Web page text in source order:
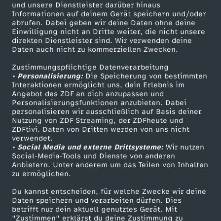
und unsere Dienstleister darüber hinaus
Informationen auf deinem Gerät speichern und/oder
abrufen. Dabei geben wir deine Daten ohne deine
Einwilligung nicht an Dritte weiter, die nicht unsere
direkten Dienstleister sind. Wir verwenden deine
Daten auch nicht zu kommerziellen Zwecken.
Zustimmungspflichtige Datenverarbeitung
• Personalisierung:Die Speicherung von bestimmten
Interaktionen ermöglicht uns, dein Erlebnis im
Angebot des ZDF an dich anzupassen und
Personalisierungsfunktionen anzubieten. Dabei
personalisieren wir ausschließlich auf Basis deiner
Nutzung von ZDF Streaming, der ZDFheute und
ZDFtivi. Daten von Dritten werden von uns nicht
verwendet.
• Social Media und externe Drittsysteme:Wir nutzen
Social-Media-Tools und Dienste von anderen
Anbietern. Unter anderem um das Teilen von Inhalten
zu ermöglichen.
Du kannst entscheiden, für welche Zwecke wir deine
Daten speichern und verarbeiten dürfen. Dies
betrifft nur dein aktuell genutztes Gerät. Mit
"Zustimmen" erklärst du deine Zustimmung zu
Mehr ZDF
ZDF-Apps
Smart TV
ZDFtext
Livestreams
Sendungen A-Z
TV-Programm
Service
ZDFmitreden
Kontakt zum ZDF
Tickets
Zuschauerservice
Hilfe
ZDF Unternehmen
Karriere
ZDF goes Schule
Werbefernsehen